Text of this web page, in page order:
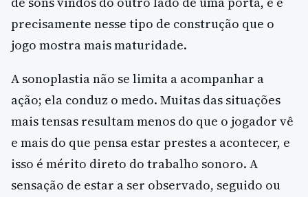
precisamente nesse tipo de construção que o
jogo mostra mais maturidade.
A sonoplastia não se limita a acompanhar a
ação; ela conduz o medo. Muitas das situações
mais tensas resultam menos do que o jogador vê
e mais do que pensa estar prestes a acontecer, e
isso é mérito direto do trabalho sonoro. A
sensação de estar a ser observado, seguido ou